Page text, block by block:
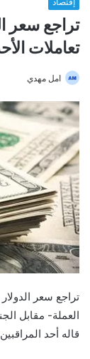
تراجع سعر
تعاملات
امل مهدي
س
ل
ب
ر
ي
د
ا
إ
ل
ك
ر
و
ن
تراجع سعر
العملة- مقابل
قاله أحد